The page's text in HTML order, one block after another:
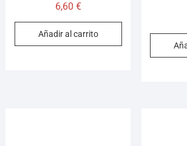
6,60 €
Añadir al carrito
Cuéntame qué necesitas y te ayudo a